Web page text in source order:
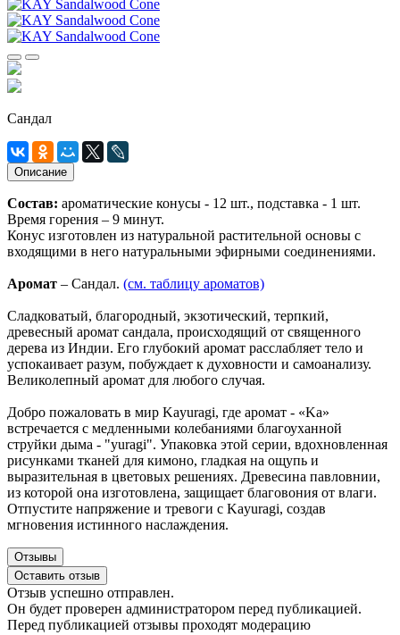
Сандал
Описание
Состав: ароматические конусы - 12 шт., подставка - 1 шт.
Время горения – 9 минут.
Конус изготовлен из натуральной растительной основы с
входящими в него натуральными эфирными соединениями.
Аромат – Сандал. (см. таблицу ароматов)
Сладковатый, благородный, экзотический, терпкий,
древесный аромат сандала, происходящий от священного
дерева из Индии. Его глубокий аромат расслабляет тело и
успокаивает разум, побуждает к духовности и самоанализу.
Великолепный аромат для любого случая.
Добро пожаловать в мир Kayuragi, где аромат - «Ka»
встречается с медленными колебаниями благоуханной
струйки дыма - "yuragi". Упаковка этой серии, вдохновленная
рисунками тканей для кимоно, гладкая на ощупь и
выразительная в цветовых решениях. Древесина павловнии,
из которой она изготовлена, защищает благовония от влаги.
Отпустите напряжение и тревоги с Kayuragi, создав
мгновения истинного наслаждения.
Отзывы
Оставить отзыв
Отзыв успешно отправлен.
Он будет проверен администратором перед публикацией.
Перед публикацией отзывы проходят модерацию